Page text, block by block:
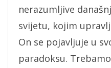
nerazumljive
svijetu, kojim
On se pojavljuje u
paradoksu.